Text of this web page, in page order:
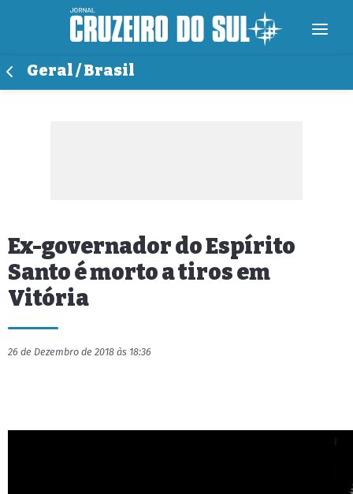
Geral / Brasil
Ex-governador do Espírito
Santo é morto a tiros em
Vitória
26 de Dezembro de 2018 às 18:36